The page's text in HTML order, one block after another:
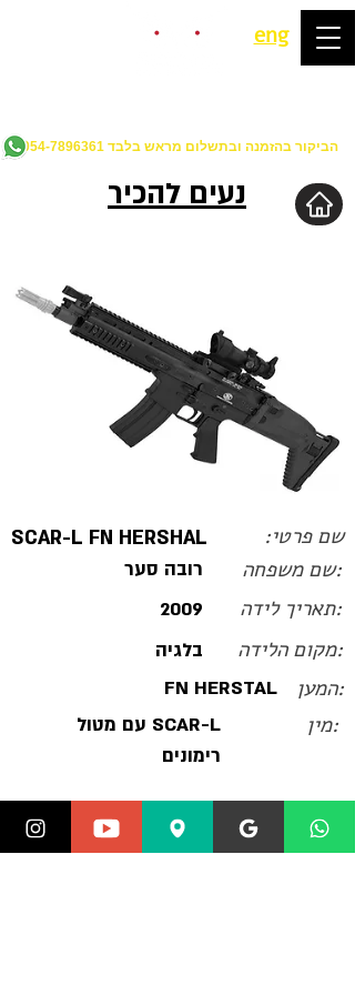
eng
הביקור בהזמנה ובתשלום מראש בלבד 054-7896361
נעים להכיר
שם פרטי:
SCAR-L FN HERSHAL
רובה סער
:שם משפחה
:תאריך לידה
2009
:מקום הלידה
בלגיה
FN HERSTAL
:המען
:מין
SCAR-L עם מטול
רימונים
SCAR הוא רובה בלגי/אמריקאי תוצרת
חברת FN Herstal. ונרכש על ידי כוחות